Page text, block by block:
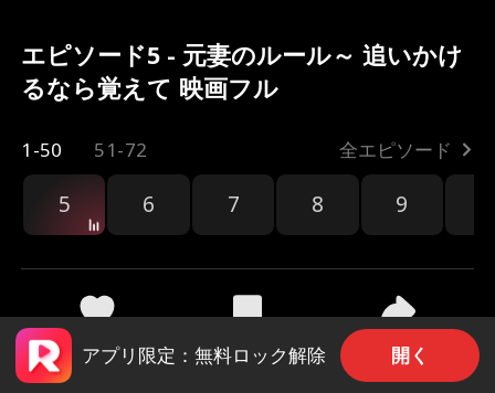
エピソード5 - 元妻のルール～ 追いかけ
るなら覚えて 映画フル
1-50 51-72 全エピソード
5 6 7 8 9
126 2.1k 共有
アプリ限定：無料ロック解除 開く